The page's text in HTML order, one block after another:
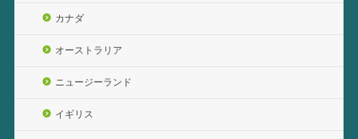
カナダ
オーストラリア
ニュージーランド
イギリス